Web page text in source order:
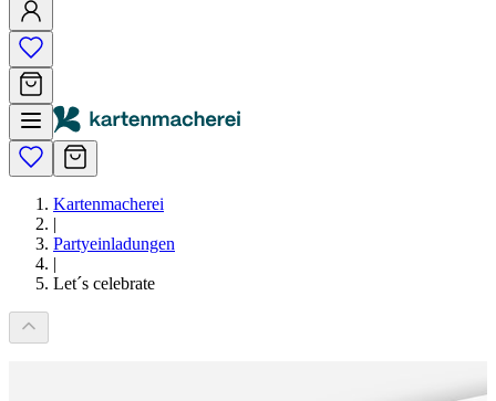
Kartenmacherei
|
Partyeinladungen
|
Let´s celebrate